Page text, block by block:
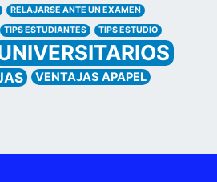
RELAJARSE ANTE UN EXAMEN
TIPS ESTUDIANTES TIPS ESTUDIO
VENTAJAS APAPEL